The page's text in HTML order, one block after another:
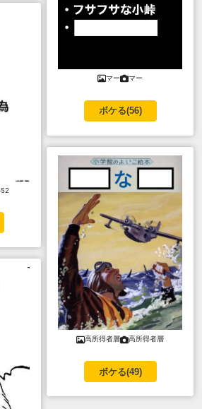
マー マー
ボケる(56)
高所得者層 高所得者層
ボケる(49)